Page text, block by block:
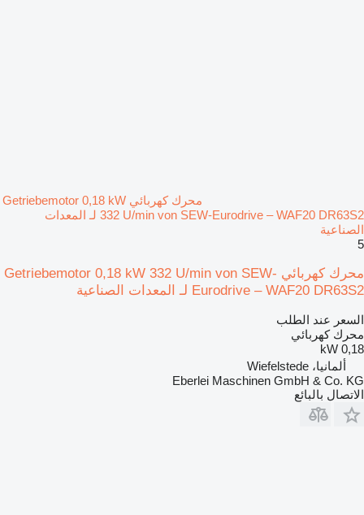
محرك كهربائي Getriebemotor 0,18 kW
332 U/min von SEW-Eurodrive – WAF20 DR63S2 لـ المعدات
الصناعية
5
محرك كهربائي Getriebemotor 0,18 kW 332 U/min von SEW-
Eurodrive – WAF20 DR63S2 لـ المعدات الصناعية
السعر عند الطلب
محرك كهربائي
0,18 kW
ألمانيا، Wiefelstede
Eberlei Maschinen GmbH & Co. KG
الاتصال بالبائع